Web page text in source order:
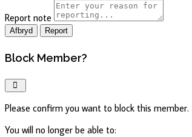
Report note
Report
Block Member?
Please confirm you want to block this member.
You will no longer be able to: